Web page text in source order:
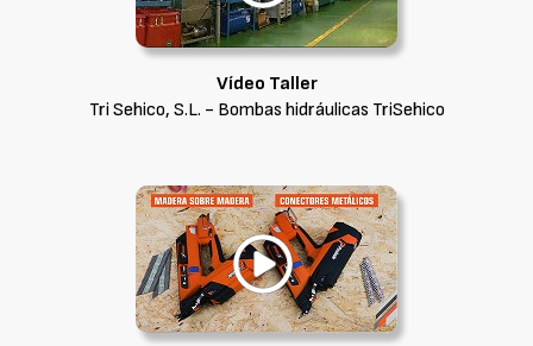
Vídeo Taller
Tri Sehico, S.L. - Bombas hidráulicas TriSehico